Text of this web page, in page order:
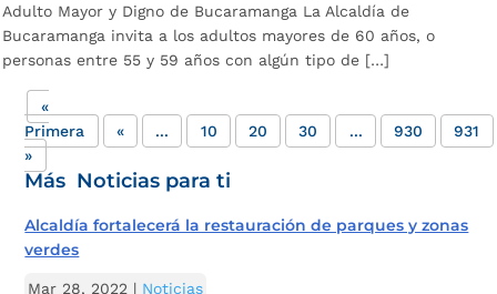
Adulto Mayor y Digno de Bucaramanga La Alcaldía de
Bucaramanga invita a los adultos mayores de 60 años, o
personas entre 55 y 59 años con algún tipo de […]
«
Primera
« ... 10 20 30 ... 930
931
»
Más Noticias para ti
Alcaldía fortalecerá la restauración de parques y zonas
verdes
Mar 28, 2022 | Noticias